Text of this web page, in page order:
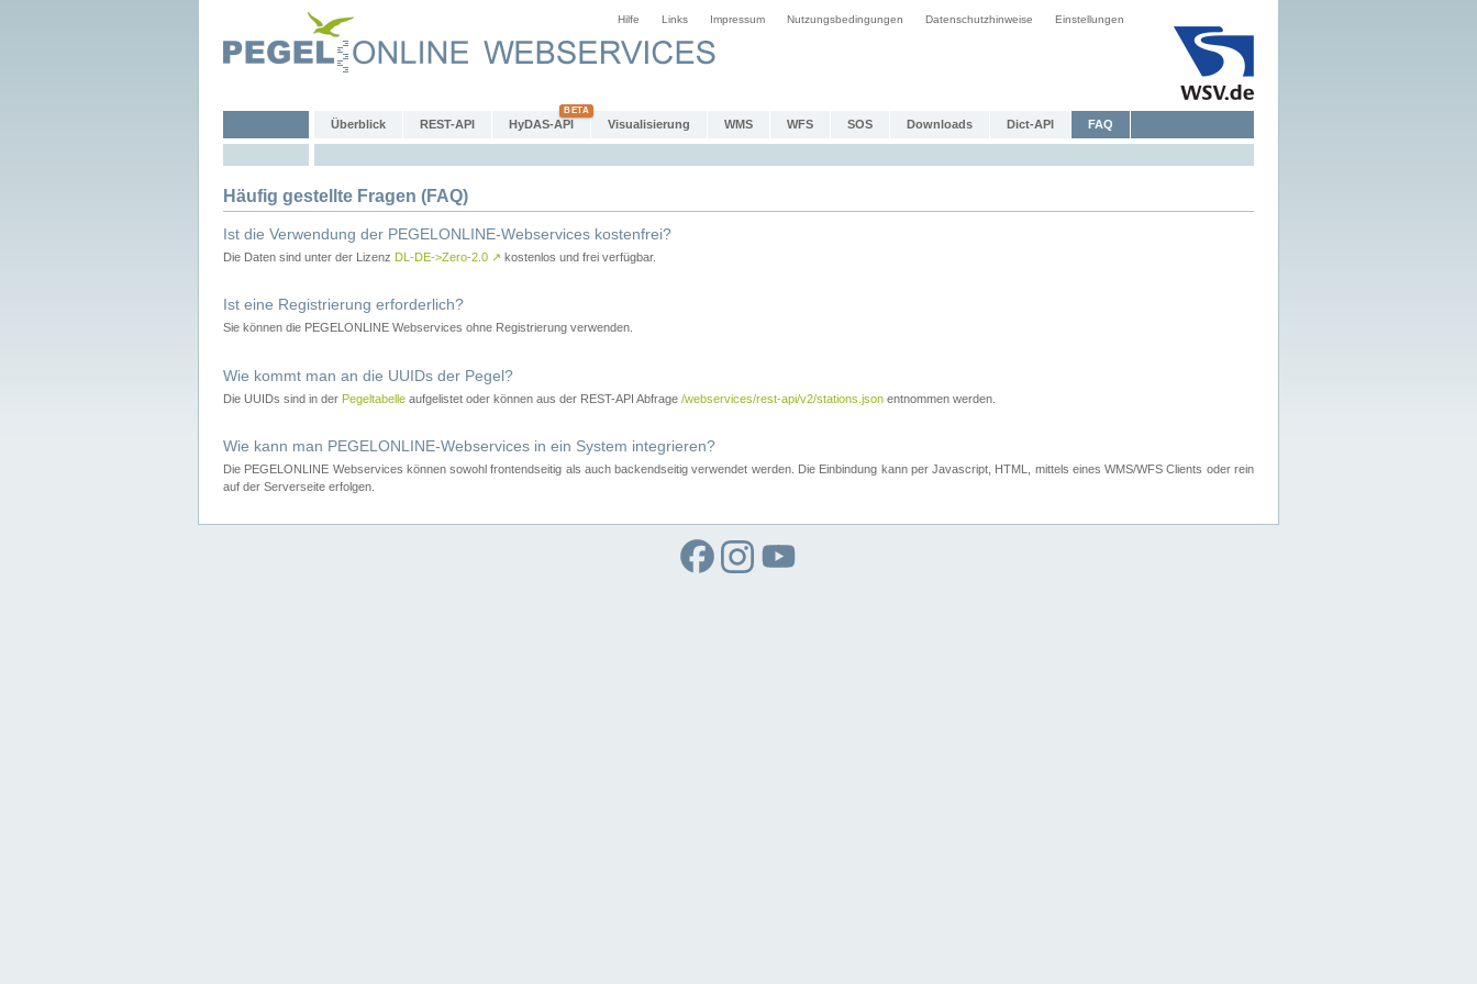
Hilfe Links Impressum Nutzungsbedingungen Datenschutzhinweise Einstellungen
Überblick REST-API HyDAS-API Visualisierung WMS WFS SOS Downloads Dict-API FAQ
Häufig gestellte Fragen (FAQ)
Ist die Verwendung der PEGELONLINE-Webservices kostenfrei?
Die Daten sind unter der Lizenz DL-DE->Zero-2.0 ↗ kostenlos und frei verfügbar.
Ist eine Registrierung erforderlich?
Sie können die PEGELONLINE Webservices ohne Registrierung verwenden.
Wie kommt man an die UUIDs der Pegel?
Die UUIDs sind in der Pegeltabelle aufgelistet oder können aus der REST-API Abfrage /webservices/rest-api/v2/stations.json entnommen werden.
Wie kann man PEGELONLINE-Webservices in ein System integrieren?
Die PEGELONLINE Webservices können sowohl frontendseitig als auch backendseitig verwendet werden. Die Einbindung kann per Javascript, HTML, mittels eines WMS/WFS Clients oder rein
auf der Serverseite erfolgen.